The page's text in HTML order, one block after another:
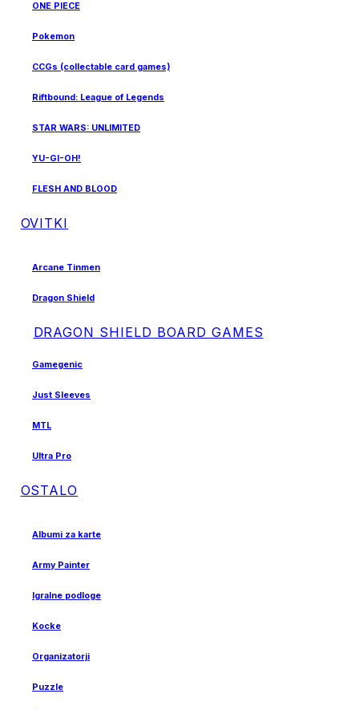
ONE PIECE
Pokemon
CCGs (collectable card games)
Riftbound: League of Legends
STAR WARS: UNLIMITED
YU-GI-OH!
FLESH AND BLOOD
OVITKI
Arcane Tinmen
Dragon Shield
DRAGON SHIELD BOARD GAMES
Gamegenic
Just Sleeves
MTL
Ultra Pro
OSTALO
Albumi za karte
Army Painter
Igralne podloge
Kocke
Organizatorji
Puzzle